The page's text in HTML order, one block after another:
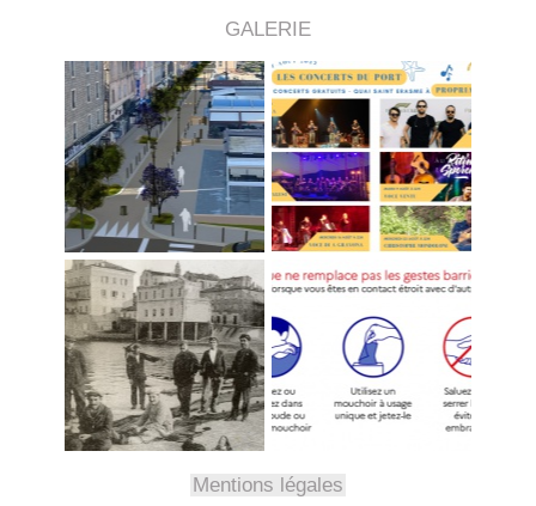
GALERIE
Mentions légales